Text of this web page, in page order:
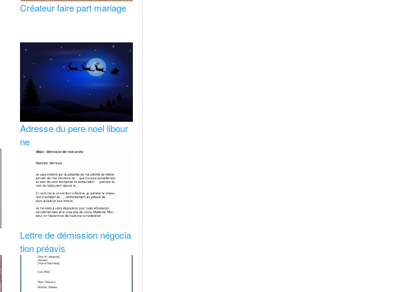
Créateur faire part mariage
Adresse du pere noel libour
ne
Lettre de démission négocia
tion préavis